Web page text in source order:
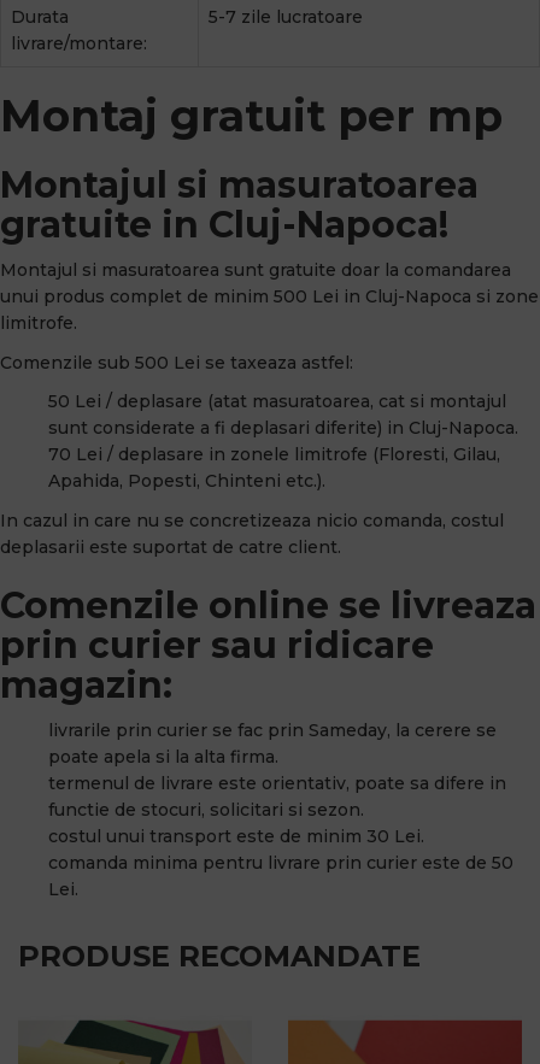
Durata
livrare/montare:
5-7 zile lucratoare
Montaj gratuit per mp
Montajul si masuratoarea
gratuite in Cluj-Napoca!
Montajul si masuratoarea sunt gratuite doar la comandarea
unui produs complet de minim 500 Lei in Cluj-Napoca si zone
limitrofe.
Comenzile sub 500 Lei se taxeaza astfel:
50 Lei / deplasare (atat masuratoarea, cat si montajul
sunt considerate a fi deplasari diferite) in Cluj-Napoca.
70 Lei / deplasare in zonele limitrofe (Floresti, Gilau,
Apahida, Popesti, Chinteni etc.).
In cazul in care nu se concretizeaza nicio comanda, costul
deplasarii este suportat de catre client.
Comenzile online se livreaza
prin curier sau ridicare
magazin:
livrarile prin curier se fac prin Sameday, la cerere se
poate apela si la alta firma.
termenul de livrare este orientativ, poate sa difere in
functie de stocuri, solicitari si sezon.
costul unui transport este de minim 30 Lei.
comanda minima pentru livrare prin curier este de 50
Lei.
PRODUSE RECOMANDATE